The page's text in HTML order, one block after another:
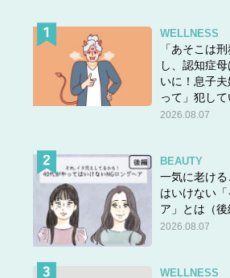
WELLNESS
「あそこは
し、認知症
いに！息子
って」犯し
2026.08.07
BEAUTY
一気に老け
はいけない
ア」とは（後
2026.08.07
WELLNESS